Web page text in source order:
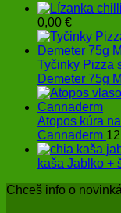
0,00 €
Tyčinky Pizza
Demeter 75g
Atopos kúra
Cannaderm
kaša Jablko +
Chceš info o